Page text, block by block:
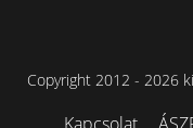
Copyright 2012 - 2026